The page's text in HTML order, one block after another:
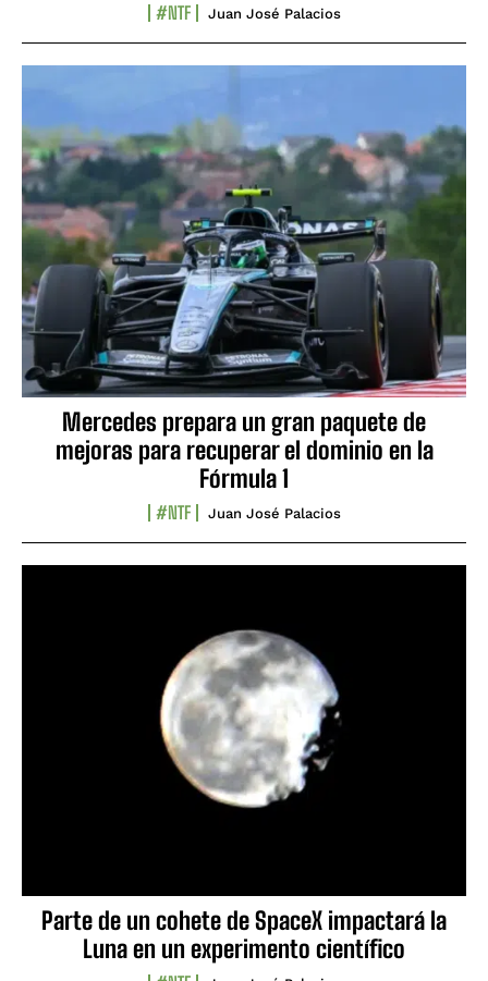
#NTF Juan José Palacios
Mercedes prepara un gran paquete de
mejoras para recuperar el dominio en la
Fórmula 1
#NTF Juan José Palacios
Parte de un cohete de SpaceX impactará la
Luna en un experimento científico